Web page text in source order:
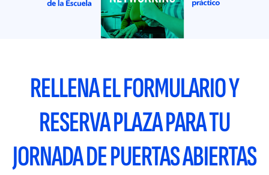
RELLENA EL FORMULARIO Y
RESERVA PLAZA PARA TU
JORNADA DE PUERTAS ABIERTAS